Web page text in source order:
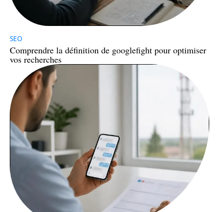
SEO
Comprendre la définition de googlefight pour optimiser
vos recherches